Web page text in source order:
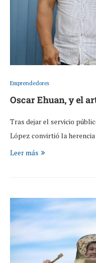
Emprendedores
Oscar Ehuan, y el
Tras dejar el servicio
López convirtió la
Leer más